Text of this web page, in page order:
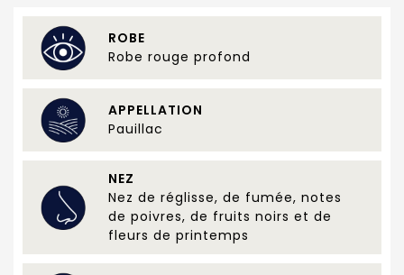
ROBE
Robe rouge profond
APPELLATION
Pauillac
NEZ
Nez de réglisse, de fumée, notes
de poivres, de fruits noirs et de
fleurs de printemps